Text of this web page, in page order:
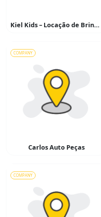
Kiel Kids – Locação de Brinquedos
COMPANY
Carlos Auto Peças
COMPANY